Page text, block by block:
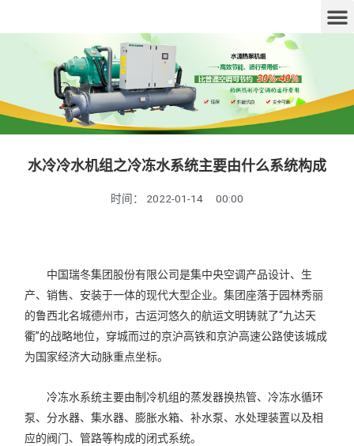
水冷冷水机组之冷冻水系统主要由什么系统构成
时间： 2022-01-14 00:00
中国瑞冬集团股份有限公司是集中央空调产品设计、生
产、销售、安装于一体的现代大型企业。集团座落于园林秀丽
的鲁西北名城德州市，古运河悠久的航运文明铸就了“九达天
衢”的战略地位，穿城而过的京沪高铁和京沪高速公路使该城成
为国家经济大动脉重点坐标。
冷冻水系统主要由制冷机组的蒸发器换热管、冷冻水循环
泵、分水器、集水器、膨胀水箱、补水泵、水处理装置以及相
应的阀门、管路等构成的闭式系统。